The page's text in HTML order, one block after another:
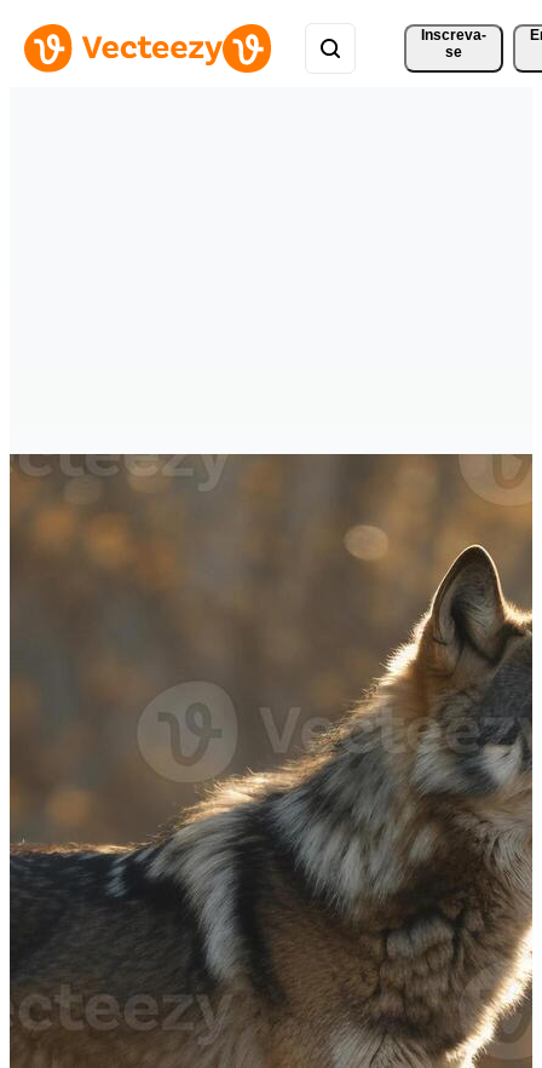
Inscreva-
se